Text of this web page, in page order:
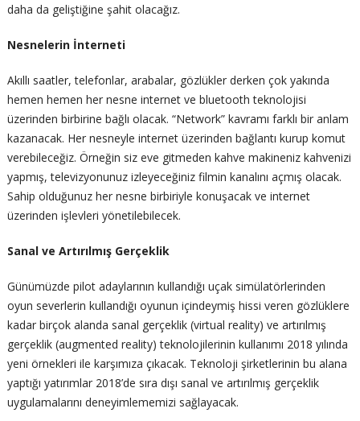
daha da geliştiğine şahit olacağız.
Nesnelerin İnterneti
Akıllı saatler, telefonlar, arabalar, gözlükler derken çok yakında
hemen hemen her nesne internet ve bluetooth teknolojisi
üzerinden birbirine bağlı olacak. “Network” kavramı farklı bir anlam
kazanacak. Her nesneyle internet üzerinden bağlantı kurup komut
verebileceğiz. Örneğin siz eve gitmeden kahve makineniz kahvenizi
yapmış, televizyonunuz izleyeceğiniz filmin kanalını açmış olacak.
Sahip olduğunuz her nesne birbiriyle konuşacak ve internet
üzerinden işlevleri yönetilebilecek.
Sanal ve Artırılmış Gerçeklik
Günümüzde pilot adaylarının kullandığı uçak simülatörlerinden
oyun severlerin kullandığı oyunun içindeymiş hissi veren gözlüklere
kadar birçok alanda sanal gerçeklik (virtual reality) ve artırılmış
gerçeklik (augmented reality) teknolojilerinin kullanımı 2018 yılında
yeni örnekleri ile karşımıza çıkacak. Teknoloji şirketlerinin bu alana
yaptığı yatırımlar 2018’de sıra dışı sanal ve artırılmış gerçeklik
uygulamalarını deneyimlememizi sağlayacak.